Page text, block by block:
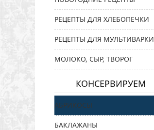
РЕЦЕПТЫ ДЛЯ ХЛЕБОПЕЧКИ
РЕЦЕПТЫ ДЛЯ МУЛЬТИВАРКИ
МОЛОКО, СЫР, ТВОРОГ
КОНСЕРВИРУЕМ
АБРИКОСЫ
БАКЛАЖАНЫ